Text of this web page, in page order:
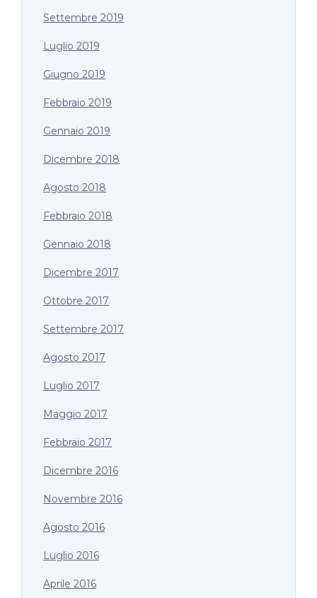
Settembre 2019
Luglio 2019
Giugno 2019
Febbraio 2019
Gennaio 2019
Dicembre 2018
Agosto 2018
Febbraio 2018
Gennaio 2018
Dicembre 2017
Ottobre 2017
Settembre 2017
Agosto 2017
Luglio 2017
Maggio 2017
Febbraio 2017
Dicembre 2016
Novembre 2016
Agosto 2016
Luglio 2016
Aprile 2016